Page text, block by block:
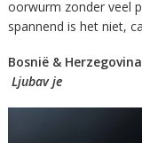
oorwurm zonder veel
spannend is het niet,
Bosnië &
Ljubav je